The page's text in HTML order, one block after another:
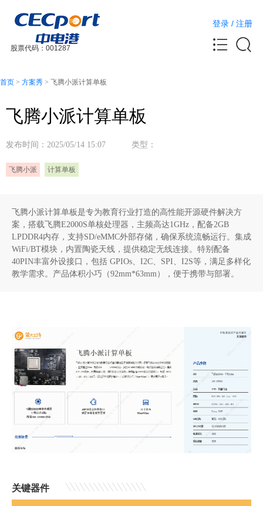
股票代码：001287
登录 / 注册
首页 > 方案秀 > 飞腾小派计算单板
飞腾小派计算单板
发布时间：2025/05/14 15:07 类型：
飞腾小派 计算单板
飞腾小派计算单板是专为教育行业打造的高性能开源硬件解决方
案，搭载飞腾E2000S单核处理器，主频高达1GHz，配备2GB
LPDDR4内存，支持SD/eMMC外部存储，确保系统流畅运行。集成
WiFi/BT模块，内置陶瓷天线，提供稳定无线连接。特别配备
40PIN丰富外设接口，包括 GPIOs、I2C、SPI、I2S等，满足多样化
教学需求。产品体积小巧（92mm*63mm），便于携带与部署。
关键器件